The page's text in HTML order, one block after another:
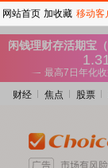
财经 焦点 股票
网站首页 加收藏 移动客